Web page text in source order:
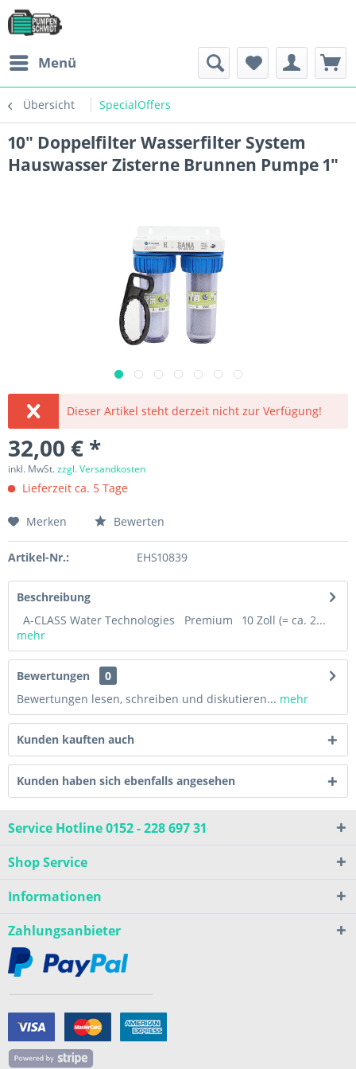
Menü
Übersicht SpecialOffers
10" Doppelfilter Wasserfilter System
Hauswasser Zisterne Brunnen Pumpe 1"
Dieser Artikel steht derzeit nicht zur Verfügung!
32,00 € *
inkl. MwSt.zzgl. Versandkosten
Lieferzeit ca. 5 Tage
Merken Bewerten
Artikel-Nr.: EHS10839
Beschreibung
A-CLASS Water Technologies Premium 10 Zoll (= ca. 2...
mehr
Bewertungen
0
Bewertungen lesen, schreiben und diskutieren... mehr
Kunden kauften auch
Kunden haben sich ebenfalls angesehen
Service Hotline 0152 - 228 697 31
Shop Service
Informationen
Zahlungsanbieter